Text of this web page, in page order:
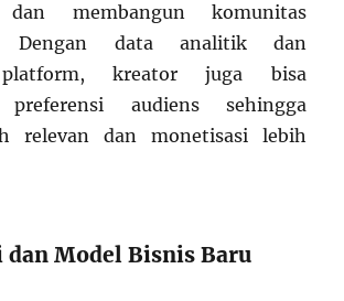
dan membangun komunitas
Dengan data analitik dan
kreator juga bisa
preferensi audiens sehingga
relevan dan monetisasi lebih
dan Model Bisnis Baru